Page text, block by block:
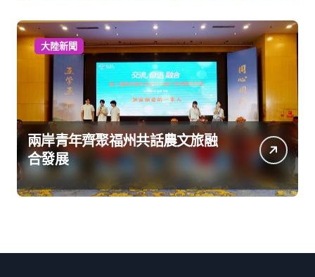
大陸新聞
兩岸青年齊聚福州共話農文旅融
合發展